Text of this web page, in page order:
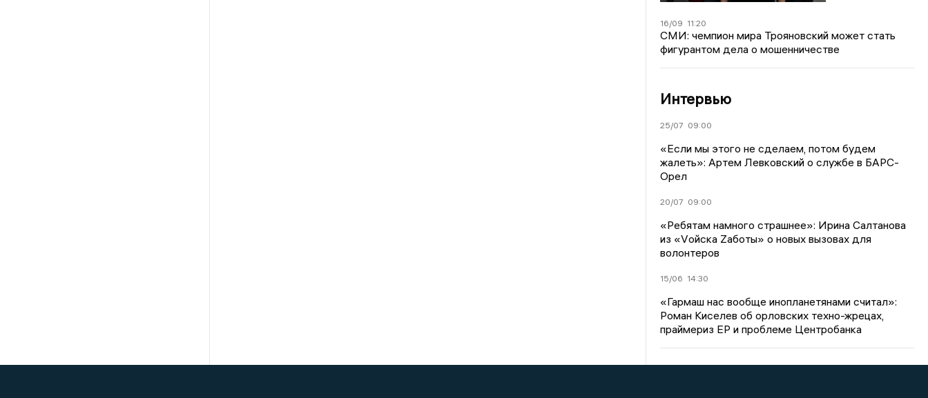
16/09 11:20
СМИ: чемпион мира Трояновский может стать
фигурантом дела о мошенничестве
Интервью
25/07 09:00
«Если мы этого не сделаем, потом будем
жалеть»: Артем Левковский о службе в БАРС-
Орел
20/07 09:00
«Ребятам намного страшнее»: Ирина Салтанова
из «Vойска Zаботы» о новых вызовах для
волонтеров
15/06 14:30
«Гармаш нас вообще инопланетянами считал»:
Роман Киселев об орловских техно-жрецах,
праймериз ЕР и проблеме Центробанка